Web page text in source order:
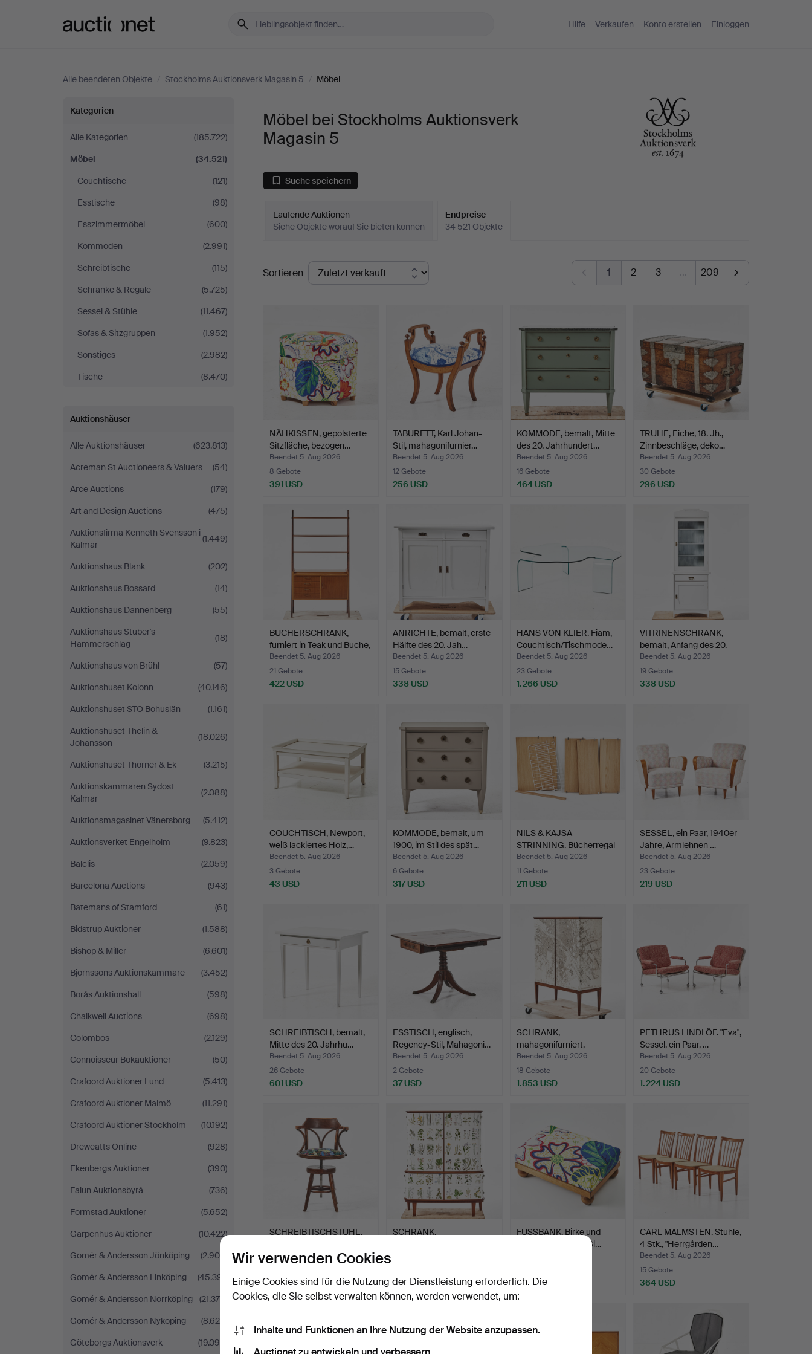
Hilfe Verkaufen Konto erstellen Einloggen
Alle beendeten Objekte / Stockholms Auktionsverk Magasin 5 / Möbel
Möbel
bei
Stockholms
Auktionsverk
Magasin
Kategorien
Alle Kategorien
(185.722)
Möbel
(34.521)
Couchtische
(121)
Esstische
(98)
Esszimmermöbel
(600)
Kommoden
(2.991)
Schreibtische
(115)
Schränke & Regale
(5.725)
Sessel & Stühle
(11.467)
Sofas & Sitzgruppen
(1.952)
Sonstiges
(2.982)
Tische
(8.470)
Auktionshäuser
Alle Auktionshäuser
(623.813)
Acreman St Auctioneers & Valuers
(54)
Arce Auctions
(179)
Art and Design Auctions
(475)
Auktionsfirma Kenneth Svensson i
Kalmar
(1.449)
Auktionshaus Blank
(202)
Auktionshaus Bossard
(14)
Auktionshaus Dannenberg
(55)
Auktionshaus Stuber's
Hammerschlag
(18)
Auktionshaus von Brühl
(57)
Auktionshuset Kolonn
(40.146)
Auktionshuset STO Bohuslän
(1.161)
Auktionshuset Thelin &
Johansson
(18.026)
Auktionshuset Thörner & Ek
(3.215)
Auktionskammaren Sydost
Kalmar
(2.088)
Auktionsmagasinet Vänersborg
(5.412)
Auktionsverket Engelholm
(9.823)
Balclis
(2.059)
Barcelona Auctions
(943)
Batemans of Stamford
(61)
Bidstrup Auktioner
(1.588)
Bishop & Miller
(6.601)
Björnssons Auktionskammare
(3.452)
Borås Auktionshall
(598)
Chalkwell Auctions
(698)
Colombos
(2.129)
Connoisseur Bokauktioner
(50)
Crafoord Auktioner Lund
(5.413)
Crafoord Auktioner Malmö
(11.291)
Crafoord Auktioner Stockholm
(10.192)
Dreweatts Online
(928)
Ekenbergs Auktioner
(390)
Falun Auktionsbyrå
(736)
Formstad Auktioner
(5.652)
Garpenhus Auktioner
(10.422)
Gomér & Andersson Jönköping
(2.900)
Gomér & Andersson Linköping
(45.391)
Gomér & Andersson Norrköping
(21.375)
Gomér & Andersson Nyköping
(8.620)
Göteborgs Auktionsverk
(19.098)
Möbel bei Stockholms Auktionsverk
Magasin 5
Suche speichern
Laufende Auktionen
Siehe Objekte worauf Sie bieten können
Endpreise
34 521 Objekte
Endpreise
Sortieren 1 2 3 … 209
NÄHKISSEN, gepolsterte
Sitzfläche, bezogen…
Beendet 5. Aug 2026
8 Gebote
391 USD
TABURETT, Karl Johan-
Stil, mahagonifurnier…
Beendet 5. Aug 2026
12 Gebote
256 USD
KOMMODE, bemalt, Mitte
des 20. Jahrhundert…
Beendet 5. Aug 2026
16 Gebote
464 USD
TRUHE, Eiche, 18. Jh.,
Zinnbeschläge, deko…
Beendet 5. Aug 2026
30 Gebote
296 USD
BÜCHERSCHRANK,
furniert in Teak und Buche,
…
Beendet 5. Aug 2026
21 Gebote
422 USD
ANRICHTE, bemalt, erste
Hälfte des 20. Jah…
Beendet 5. Aug 2026
15 Gebote
338 USD
HANS VON KLIER. Fiam,
Couchtisch/Tischmode…
Beendet 5. Aug 2026
23 Gebote
1.266 USD
VITRINENSCHRANK,
bemalt, Anfang des 20.
Ja…
Beendet 5. Aug 2026
19 Gebote
338 USD
COUCHTISCH, Newport,
weiß lackiertes Holz,…
Beendet 5. Aug 2026
3 Gebote
43 USD
KOMMODE, bemalt, um
1900, im Stil des spät…
Beendet 5. Aug 2026
6 Gebote
317 USD
NILS & KAJSA
STRINNING. Bücherregal
mit Sc…
Beendet 5. Aug 2026
11 Gebote
211 USD
SESSEL, ein Paar, 1940er
Jahre, Armlehnen …
Beendet 5. Aug 2026
23 Gebote
219 USD
SCHREIBTISCH, bemalt,
Mitte des 20. Jahrhu…
Beendet 5. Aug 2026
26 Gebote
601 USD
ESSTISCH, englisch,
Regency-Stil, Mahagoni…
Beendet 5. Aug 2026
2 Gebote
37 USD
SCHRANK,
mahagonifurniert,
tapeziert mit "…
Beendet 5. Aug 2026
18 Gebote
1.853 USD
PETHRUS LINDLÖF. "Eva",
Sessel, ein Paar, …
Beendet 5. Aug 2026
20 Gebote
1.224 USD
SCHREIBTISCHSTUHL,
Beendet 5. Aug 2026
296 USD
SCHRANK,
1.424 USD
FUSSBANK, Birke und
Kiefer, gepolsterte Si…
106 USD
CARL MALMSTEN. Stühle,
4 Stk., "Herrgården…
Beendet 5. Aug 2026
15 Gebote
364 USD
Wir verwenden Cookies
Einige Cookies sind für die Nutzung der Dienstleistung erforderlich. Die
Cookies, die Sie selbst verwalten können, werden verwendet, um:
Inhalte und Funktionen an Ihre Nutzung der Website anzupassen.